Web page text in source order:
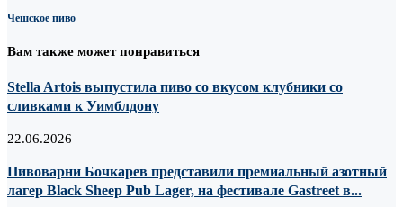
Чешское пиво
Вам также может понравиться
Stella Artois выпустила пиво со вкусом клубники со
сливками к Уимблдону
22.06.2026
Пивоварни Бочкарев представили премиальный азотный
лагер Black Sheep Pub Lager, на фестивале Gastreet в...